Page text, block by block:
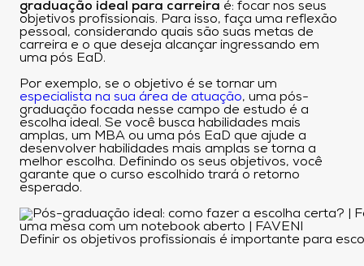
graduação ideal para carreira é: focar nos seus
objetivos profissionais. Para isso, faça uma reflexão
pessoal, considerando quais são suas metas de
carreira e o que deseja alcançar ingressando em
uma pós EaD.
Por exemplo, se o objetivo é se tornar um
especialista na sua área de atuação, uma pós-
graduação focada nesse campo de estudo é a
escolha ideal. Se você busca habilidades mais
amplas, um MBA ou uma pós EaD que ajude a
desenvolver habilidades mais amplas se torna a
melhor escolha. Definindo os seus objetivos, você
garante que o curso escolhido trará o retorno
esperado.
Definir os objetivos profissionais é importante para